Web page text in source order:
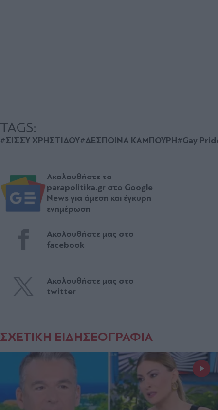
TAGS:
#ΣΙΣΣΥ ΧΡΗΣΤΙΔΟΥ#ΔΕΣΠΟΙΝΑ ΚΑΜΠΟΥΡΗ#Gay
Ακολουθήστε το
parapolitika.gr στο Google
News για άμεση και έγκυρη
ενημέρωση
Ακολουθήστε μας στο
facebook
Ακολουθήστε μας στο
twitter
ΣΧΕΤΙΚΗ ΕΙΔΗΣΕΟΓΡΑΦΙΑ